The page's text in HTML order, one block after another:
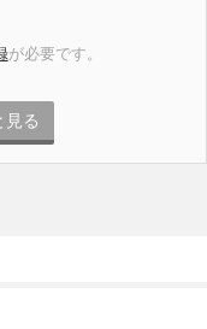
が必要です。
見る